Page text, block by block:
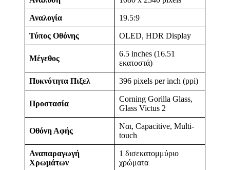
Αναλογία 19.5:9
Τύπος Οθόνης OLED, HDR Display
Μέγεθος
6.5 inches (16.51
εκατοστά)
Πυκνότητα Πιξελ 396 pixels per inch (ppi)
Προστασία
Corning Gorilla Glass,
Glass Victus 2
Οθόνη Αφής
Ναι, Capacitive, Multi-
touch
Αναπαραγωγή
Χρωμάτων
1 δισεκατομμύριο
χρώματα